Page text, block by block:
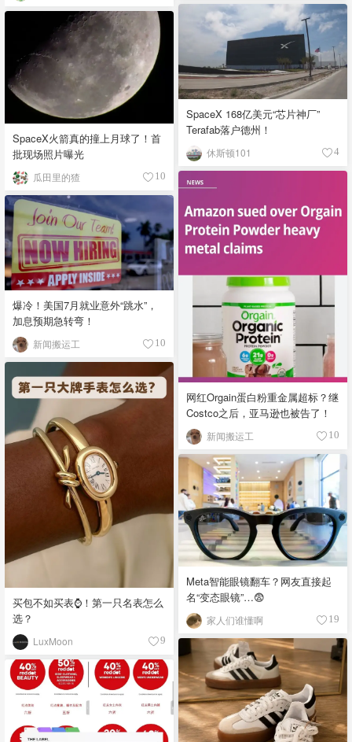
SpaceX 168亿美元“芯片神厂”
Terafab落户德州！
休斯顿101 4
SpaceX火箭真的撞上月球了！首
批现场照片曝光
瓜田里的猹 10
网红Orgain蛋白粉重金属超标？继
Costco之后，亚马逊也被告了！
新闻搬运工 10
爆冷！美国7月就业意外“跳水”，
加息预期急转弯！
新闻搬运工 10
买包不如买表⌚️！第一只名表怎么
选？
LuxMoon 9
Meta智能眼镜翻车？网友直接起
名“变态眼镜”…😨
家人们谁懂啊 19